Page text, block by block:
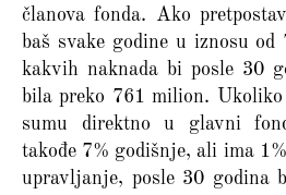
članova fonda. Ako
baš svake godine u iznosu od
kakvih naknada bi posle 30
bila preko 761 milion.
sumu direktno u glavni
takođe 7% godišnje, ali ima
upravljanje, posle 30 godina